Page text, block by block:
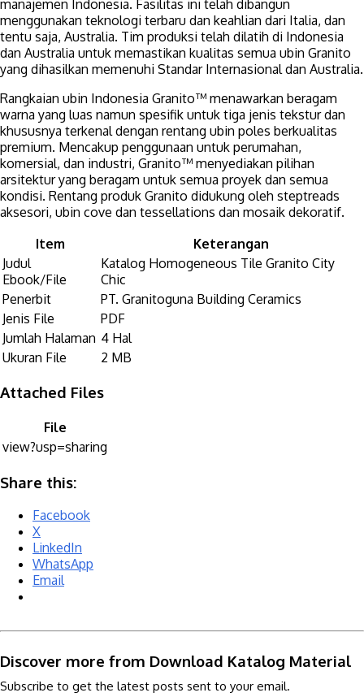
manajemen Indonesia. Fasilitas ini telah dibangun
menggunakan teknologi terbaru dan keahlian dari Italia, dan
tentu saja, Australia. Tim produksi telah dilatih di Indonesia
dan Australia untuk memastikan kualitas semua ubin Granito
yang dihasilkan memenuhi Standar Internasional dan Australia.
Rangkaian ubin Indonesia Granito™ menawarkan beragam
warna yang luas namun spesifik untuk tiga jenis tekstur dan
khususnya terkenal dengan rentang ubin poles berkualitas
premium. Mencakup penggunaan untuk perumahan,
komersial, dan industri, Granito™ menyediakan pilihan
arsitektur yang beragam untuk semua proyek dan semua
kondisi. Rentang produk Granito didukung oleh steptreads
aksesori, ubin cove dan tessellations dan mosaik dekoratif.
Item
Keterangan
Judul
Ebook/File
Katalog Homogeneous Tile Granito City
Chic
Penerbit
PT. Granitoguna Building Ceramics
Jenis File
PDF
Jumlah Halaman 4 Hal
Ukuran File
2 MB
Attached Files
File
view?usp=sharing
Share this:
Facebook
X
LinkedIn
WhatsApp
Email
Discover more from Download Katalog Material
Subscribe to get the latest posts sent to your email.